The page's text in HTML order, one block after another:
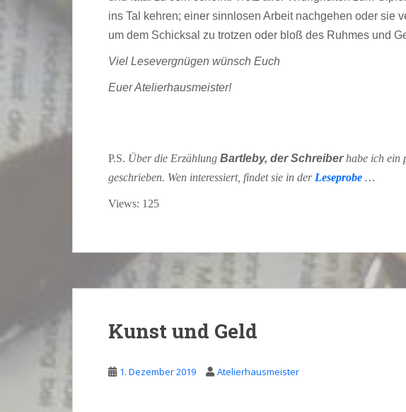
ins Tal kehren; einer sinnlosen Arbeit nachgehen oder sie
um dem Schicksal zu trotzen oder bloß des Ruhmes und
Viel Lesevergnügen wünsch Euch
Euer Atelierhausmeister!
P.S. Über die Erzählung Bartleby, der Schreiberhabe ich ein
geschrieben. Wen interessiert, findet sie in der Leseprobe …
Views: 125
Kunst und Geld
1. Dezember 2019 Atelierhausmeister